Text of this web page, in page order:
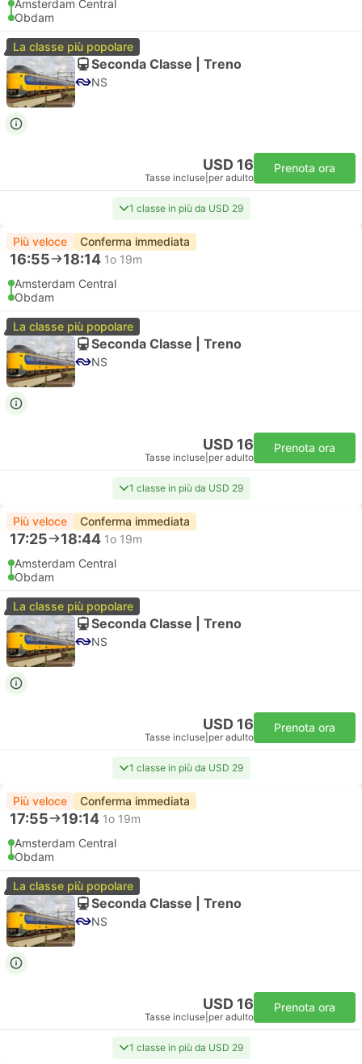
Amsterdam Central
Obdam
La classe più popolare
Seconda Classe | Treno
NS
USD 16
Tasse incluse per adulto
Prenota ora
1 classe in più da USD 29
Più veloce Conferma immediata
16:55 18:14 1o 19m
Amsterdam Central
Obdam
La classe più popolare
Seconda Classe | Treno
NS
USD 16
Tasse incluse per adulto
Prenota ora
1 classe in più da USD 29
Più veloce Conferma immediata
17:25 18:44 1o 19m
Amsterdam Central
Obdam
La classe più popolare
Seconda Classe | Treno
NS
USD 16
Tasse incluse per adulto
Prenota ora
1 classe in più da USD 29
Più veloce Conferma immediata
17:55 19:14 1o 19m
Amsterdam Central
Obdam
La classe più popolare
Seconda Classe | Treno
NS
USD 16
Tasse incluse per adulto
Prenota ora
1 classe in più da USD 29